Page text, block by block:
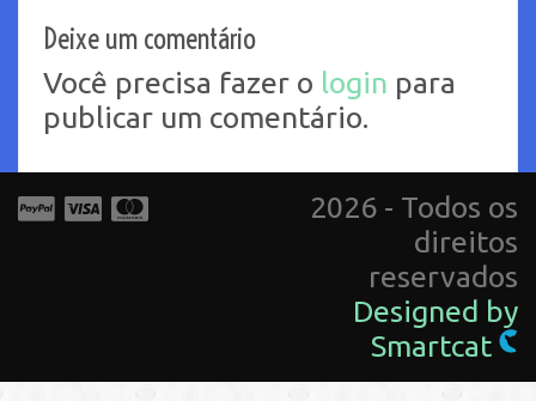
Deixe um comentário
Você precisa fazer o login para
publicar um comentário.
2026 - Todos os
direitos
reservados
Designed by
Smartcat